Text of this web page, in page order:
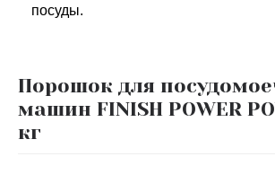
посуды.
Порошок для
машин FINISH POWER
кг